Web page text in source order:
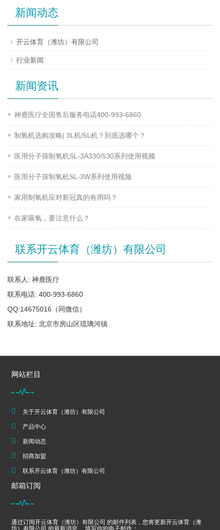
新闻动态
开云体育（潍坊）有限公司
行业新闻
新闻资讯
神鹿医疗全国售后服务电话400-993-6860
制氧机选购攻略| 3L机/5L机？到底选哪个？
医用分子筛制氧机SL-3A330/530系列使用视频
医用分子筛制氧机SL-3W系列使用视频
家用制氧机应对新冠真的有用吗？
在家吸氧，要注意什么？
联系开云体育（潍坊）有限公司
联系人: 神鹿医疗
联系电话: 400-993-6860
QQ:14675016（同微信）
联系地址: 北京市房山区琉璃河镇
网站栏目
关于开云体育（潍坊）有限公司
产品中心
新闻动态
招商加盟
联系开云体育（潍坊）有限公司
邮箱订阅
通过订阅开云体育（潍坊）有限公司 的邮件列表，您将更新开云体育（潍